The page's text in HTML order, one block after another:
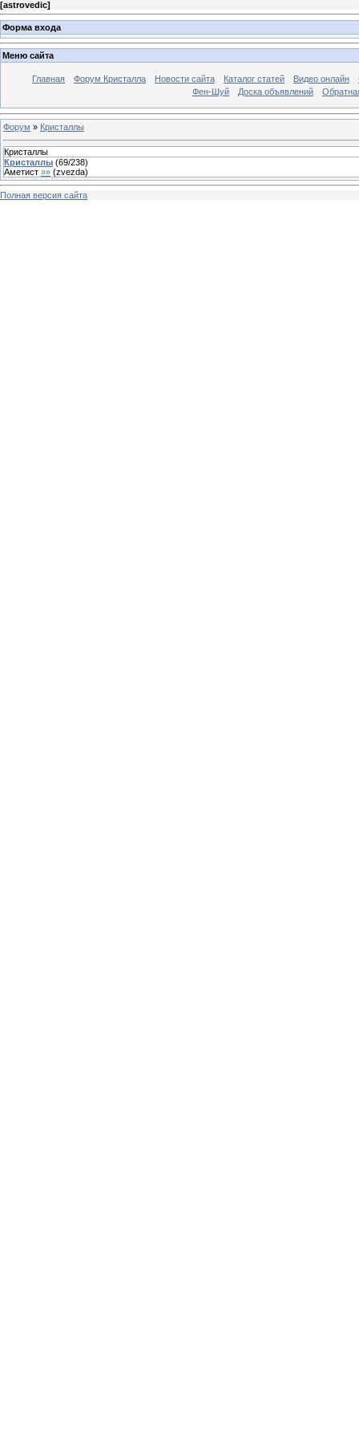
[astrovedic]
Форма входа
Меню сайта
Главная Форум Кристалла Новости сайта Каталог статей Видео онлайн
Фен-Шуй
Доска объявлений
Форум » Кристаллы
Кристаллы
Кристаллы (69/238)
Аметист »» (zvezda)
Полная версия сайта